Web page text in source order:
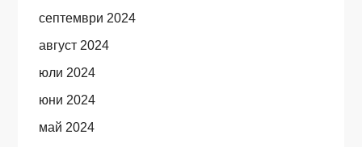
септември 2024
август 2024
юли 2024
юни 2024
май 2024